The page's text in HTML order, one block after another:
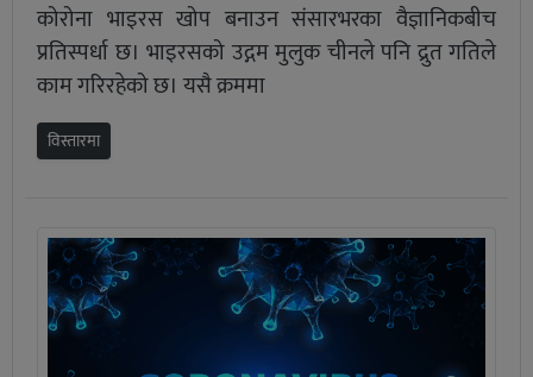
कोरोना भाइरस खोप बनाउन संसारभरका वैज्ञानिकबीच
प्रतिस्पर्धा छ। भाइरसको उद्गम मुलुक चीनले पनि द्रुत गतिले
काम गरिरहेको छ। यसै क्रममा
विस्तारमा